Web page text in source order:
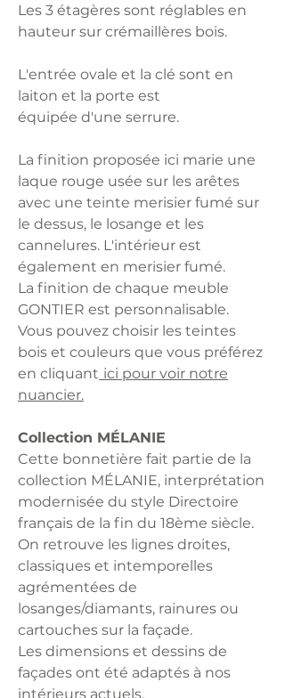
Les 3 étagères sont réglables en
hauteur sur crémaillères bois.
L'entrée ovale et la clé sont en
laiton et la porte est
équipée d'une serrure.
La finition proposée ici marie une
laque rouge usée sur les arêtes
avec une teinte merisier fumé sur
le dessus, le losange et les
cannelures. L'intérieur est
également en merisier fumé.
La finition de chaque meuble
GONTIER est personnalisable.
Vous pouvez choisir les teintes
bois et couleurs que vous préférez
en cliquant ici pour voir notre
nuancier.
Collection MÉLANIE
Cette bonnetière fait partie de la
collection MÉLANIE, interprétation
modernisée du style Directoire
français de la fin du 18ème siècle.
On retrouve les lignes droites,
classiques et intemporelles
agrémentées de
losanges/diamants, rainures ou
cartouches sur la façade.
Les dimensions et dessins de
façades ont été adaptés à nos
intérieurs actuels.